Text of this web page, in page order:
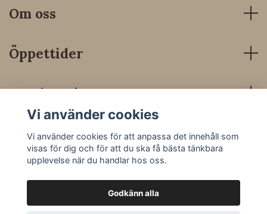
Om oss
Öppettider
Kundservice
Sociala medier
Vi använder cookies
Vi använder cookies för att anpassa det innehåll som
visas för dig och för att du ska få bästa tänkbara
upplevelse när du handlar hos oss.
Godkänn alla